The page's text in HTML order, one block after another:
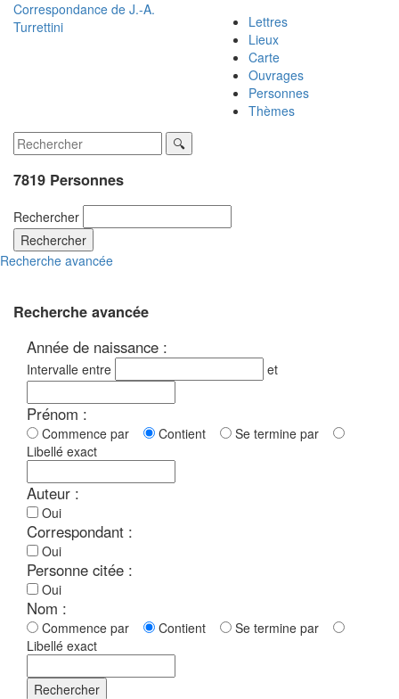
Correspondance de J.-A.
Turrettini
Lettres
Lieux
Carte
Ouvrages
Personnes
Thèmes
7819 Personnes
Rechercher
Rechercher
Recherche avancée
Recherche avancée
Année de naissance :
Intervalle entre et
Prénom :
Commence par Contient
Se termine par
Libellé exact
Auteur :
Oui
Correspondant :
Oui
Personne citée :
Oui
Nom :
Commence par Contient
Se termine par
Libellé exact
Rechercher